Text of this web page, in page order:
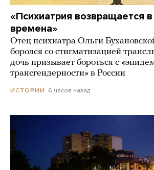
«Психиатрия возвращается
времена»
Отец психиатра Ольги
боролся со стигматизацией
дочь призывает бороться с
трансгендерности» в России
ИСТОРИИ 6 часов назад